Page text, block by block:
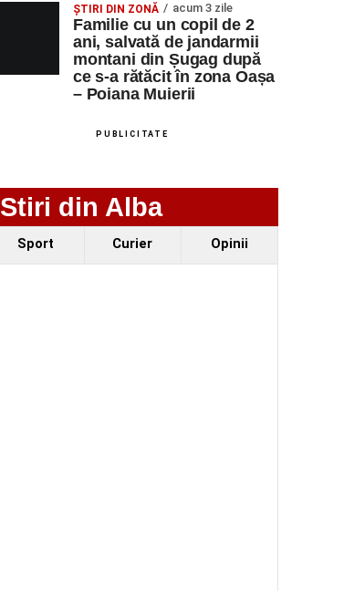
ȘTIRI DIN ZONĂ acum 3 zile
Familie cu un copil de 2
ani, salvată de jandarmii
montani din Șugag după
ce s-a rătăcit în zona Oașa
– Poiana Muierii
PUBLICITATE
Stiri din Alba
Sport Curier Opinii